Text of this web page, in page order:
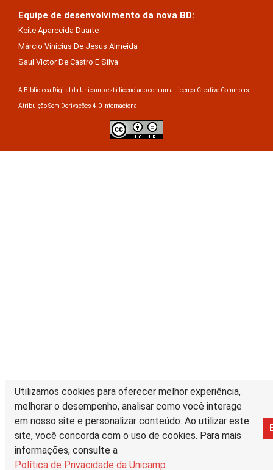
Utilizamos cookies para oferecer melhor experiência,
melhorar o desempenho, analisar como você interage
em nosso site e personalizar conteúdo. Ao utilizar este
site, você concorda com o uso de cookies. Para mais
informações, consulte a
Política de Privacidade da Unicamp
Equipe de desenvolvimento da nova BD:
Keite Aparecida Duarte
Márcio Vinícius De Jesus Almeida
Saul Victor De Castro E Silva
A Biblioteca Digital da Unicamp está licenciado com uma Licença Creative Commons –
Atribuição Sem Derivações 4.0 Internacional